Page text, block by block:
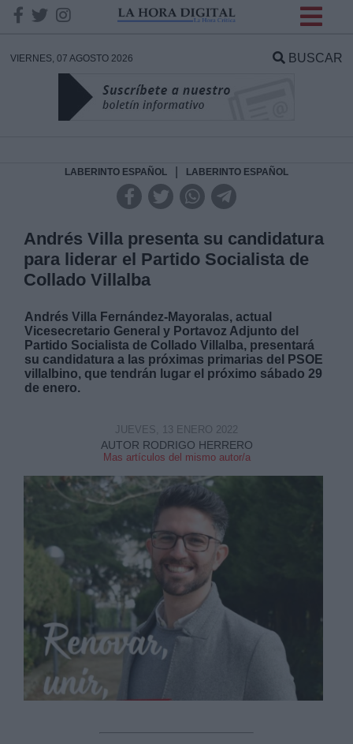
VIERNES, 07 AGOSTO 2026 BUSCAR
LABERINTO ESPAÑOL LABERINTO ESPAÑOL
Andrés Villa presenta su candidatura
para liderar el Partido Socialista de
Collado Villalba
Andrés Villa Fernández-Mayoralas, actual
Vicesecretario General y Portavoz Adjunto del
Partido Socialista de Collado Villalba, presentará
su candidatura a las próximas primarias del PSOE
villalbino, que tendrán lugar el próximo sábado 29
de enero.
AUTOR RODRIGO HERRERO
Mas artículos del mismo autor/a
JUEVES, 13 ENERO 2022
DATOS
Responsable:
Legitimación:
Destinatarios: